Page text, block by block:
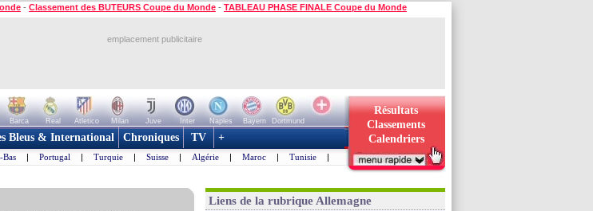
- Classement des BUTEURS Coupe du Monde - TABLEAU PHASE FINALE Coupe du Monde
emplacement publicitaire
Barca Real Atletico Milan Juve Inter Naples Bayern
Dortmund
Résultats
Classements
Calendriers
Bleus & International Chroniques TV +
Bas | Portugal | Turquie | Suisse | Algérie | Maroc | Tunisie |
Liens de la rubrique Allemagne